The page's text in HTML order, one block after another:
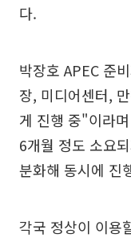
다.
박장호 APEC 준
장, 미디어센터,
게 진행 중"이라
6개월 정도 소요
분화해 동시에 진
각국 정상이 이용